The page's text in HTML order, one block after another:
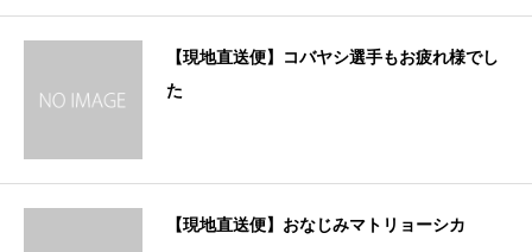
【現地直送便】コバヤシ選手もお疲れ様でし
た
【現地直送便】おなじみマトリョーシカ